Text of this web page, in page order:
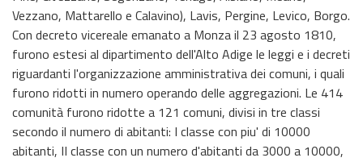
Vezzano, Mattarello e Calavino), Lavis, Pergine, Levico, Borgo.
Con decreto vicereale emanato a Monza il 23 agosto 1810,
furono estesi al dipartimento dell'Alto Adige le leggi e i decreti
riguardanti l'organizzazione amministrativa dei comuni, i quali
furono ridotti in numero operando delle aggregazioni. Le 414
comunità furono ridotte a 121 comuni, divisi in tre classi
secondo il numero di abitanti: I classe con piu' di 10000
abitanti, II classe con un numero d'abitanti da 3000 a 10000,